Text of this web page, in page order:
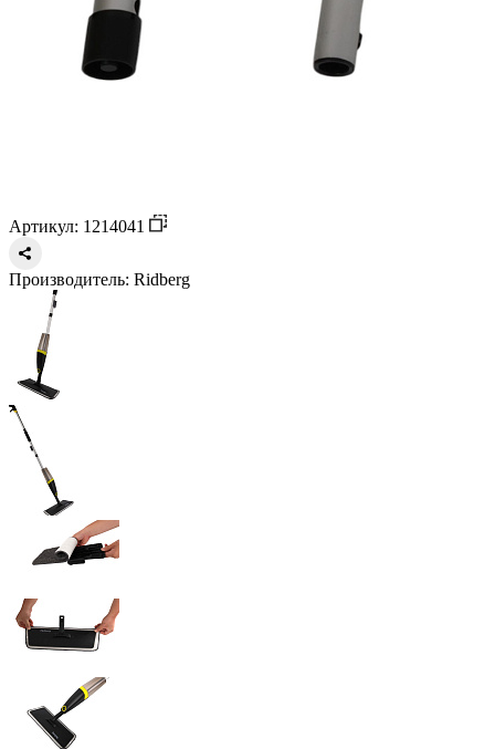
Артикул: 1214041
Производитель: Ridberg